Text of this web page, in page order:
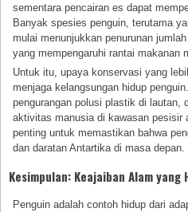
sementara pencairan es dapat
Banyak spesies penguin, terutama
mulai menunjukkan penurunan
yang mempengaruhi rantai makanan
Untuk itu, upaya konservasi yang
menjaga kelangsungan hidup
pengurangan polusi plastik di lautan,
aktivitas manusia di kawasan pesisir
penting untuk memastikan bahwa
dan daratan Antartika di masa depan.
Kesimpulan: Keajaiban Alam
Penguin adalah contoh hidup dari